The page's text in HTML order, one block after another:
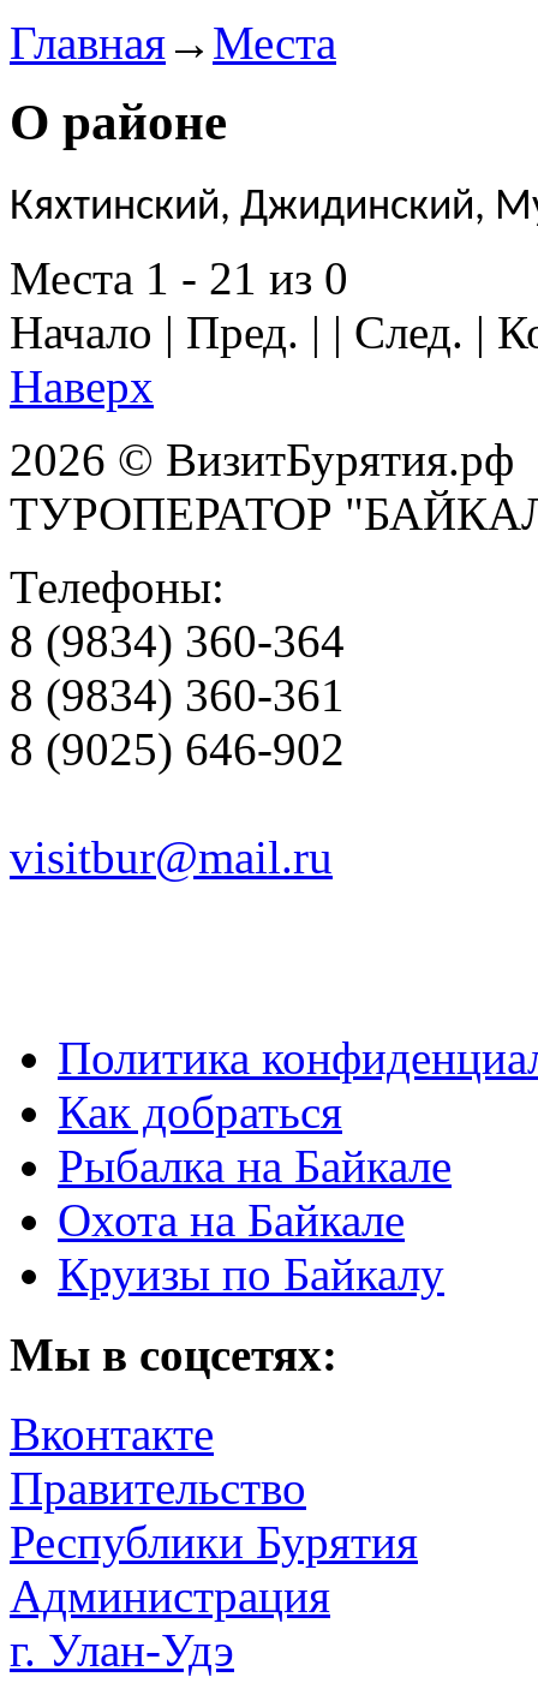
Главная→ Места
О районе
Кяхтинский, Джидинский,
Места 1 - 21 из 0
Начало | Пред. | | След. |
Наверх
2026 © ВизитБурятия.рф
ТУРОПЕРАТОР
Телефоны:
8 (9834) 360-364
8 (9834) 360-361
8 (9025) 646-902
visitbur@mail.ru
Политика
Как добраться
Рыбалка на Байкале
Охота на Байкале
Круизы по Байкалу
Мы в соцсетях:
Вконтакте
Правительство
Республики Бурятия
Администрация
г. Улан-Удэ